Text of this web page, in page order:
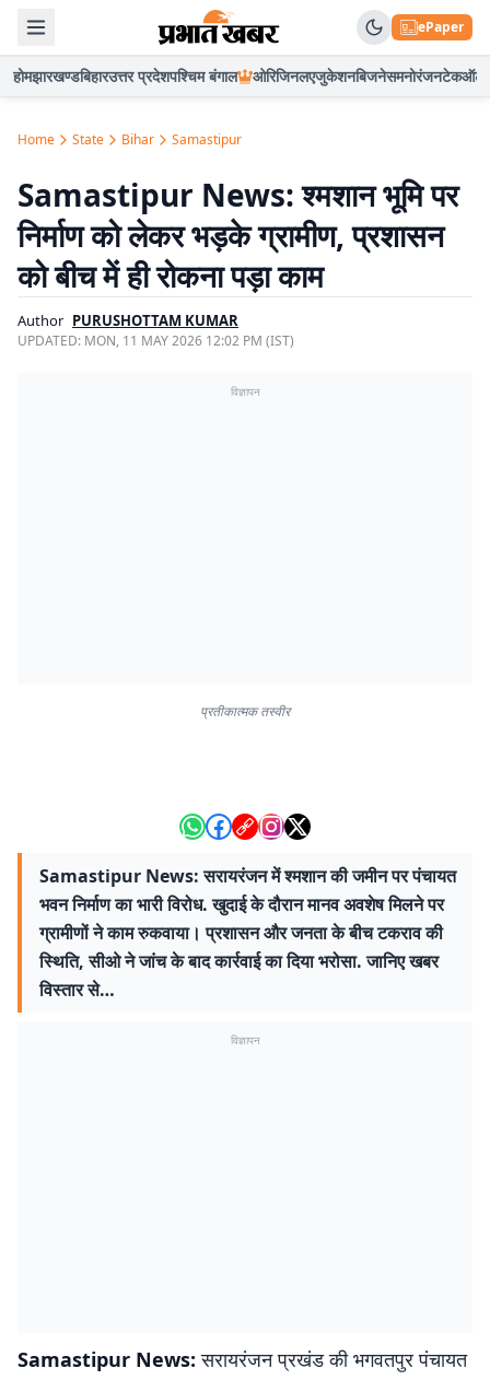
ePaper
होमझारखण्डबिहारउत्तर प्रदेशपश्चिम बंगाल ओरिजिनलएजुकेशनबिजनेसमनोरंजनटेकऑटो
Home State Bihar Samastipur
Samastipur News: श्मशान भूमि पर
निर्माण को लेकर भड़के ग्रामीण, प्रशासन
को बीच में ही रोकना पड़ा काम
Author PURUSHOTTAM KUMAR
UPDATED: MON, 11 MAY 2026 12:02 PM (IST)
विज्ञापन
प्रतीकात्मक तस्वीर
Samastipur News: सरायरंजन में श्मशान की जमीन पर पंचायत
भवन निर्माण का भारी विरोध. खुदाई के दौरान मानव अवशेष मिलने पर
ग्रामीणों ने काम रुकवाया। प्रशासन और जनता के बीच टकराव की
स्थिति, सीओ ने जांच के बाद कार्रवाई का दिया भरोसा. जानिए खबर
विस्तार से…
विज्ञापन
Samastipur News: सरायरंजन प्रखंड की भगवतपुर पंचायत